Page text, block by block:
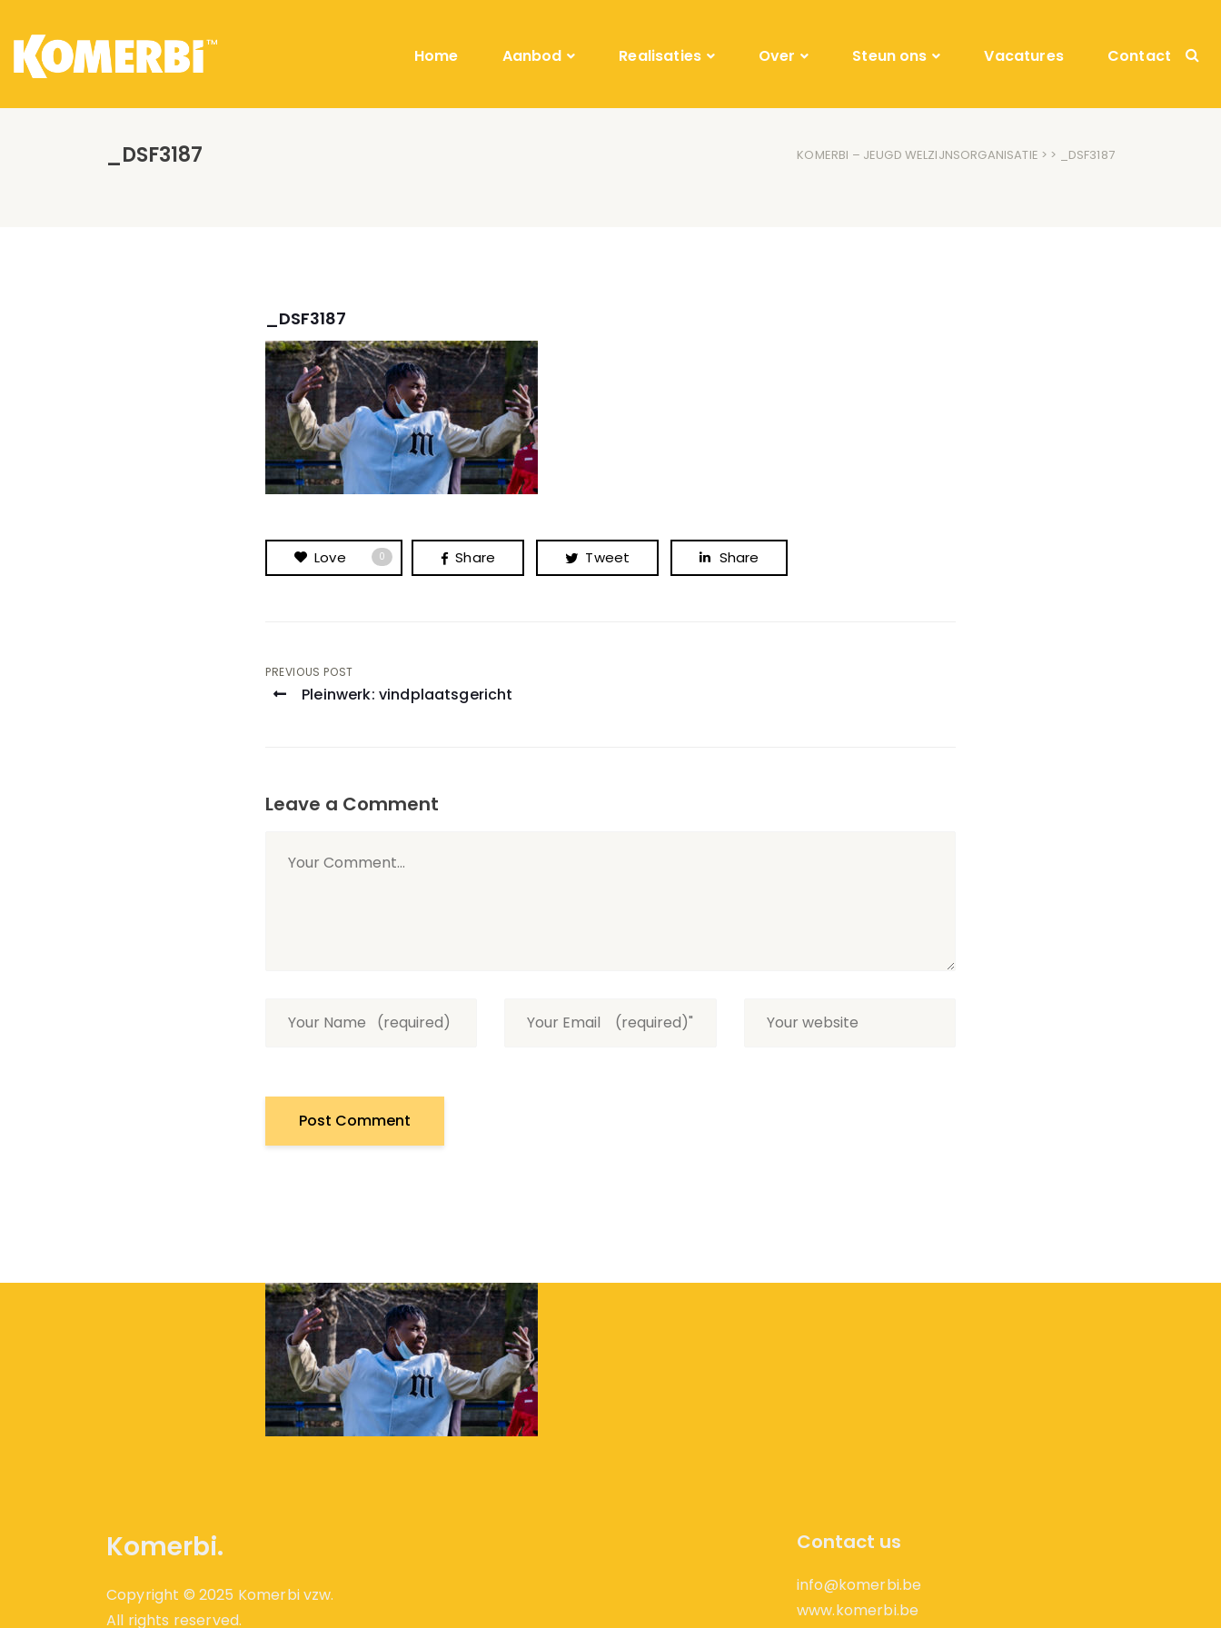
Home Aanbod Realisaties Over Steun ons Vacatures Contact
_DSF3187 KOMERBI – JEUGD WELZIJNSORGANISATIE > > _DSF3187
_DSF3187
Love 0 Share Tweet Share
Post
PREVIOUS POST
Pleinwerk: vindplaatsgericht
Leave a Comment
Komerbi.
Copyright © 2025 Komerbi vzw.
All rights reserved.
Contact us
info@komerbi.be
www.komerbi.be